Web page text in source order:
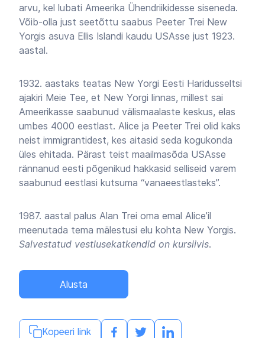
arvu, kel lubati Ameerika Ühendriikidesse siseneda.
Võib-olla just seetõttu saabus Peeter Trei New
Yorgis asuva Ellis Islandi kaudu USAsse just 1923.
aastal.
1932. aastaks teatas New Yorgi Eesti Haridusseltsi
ajakiri Meie Tee, et New Yorgi linnas, millest sai
Ameerikasse saabunud välismaalaste keskus, elas
umbes 4000 eestlast. Alice ja Peeter Trei olid kaks
neist immigrantidest, kes aitasid seda kogukonda
üles ehitada. Pärast teist maailmasõda USAsse
rännanud eesti põgenikud hakkasid selliseid varem
saabunud eestlasi kutsuma “vanaeestlasteks”.
1987. aastal palus Alan Trei oma emal Alice’il
meenutada tema mälestusi elu kohta New Yorgis.
Salvestatud vestlusekatkendid on kursiivis.
Alusta
Kopeeri link